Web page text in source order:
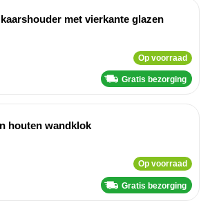
met vierkante glazen
Op voorraad
Gratis bezorging
houten wandklok
Op voorraad
Gratis bezorging